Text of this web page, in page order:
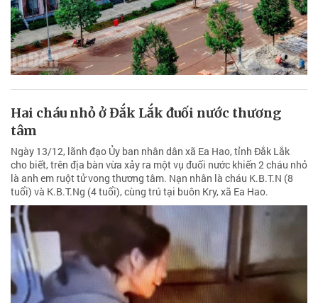
Hai cháu nhỏ ở Đắk Lắk đuối nước thương
tâm
Ngày 13/12, lãnh đạo Ủy ban nhân dân xã Ea Hao, tỉnh Đắk Lắk
cho biết, trên địa bàn vừa xảy ra một vụ đuối nước khiến 2 cháu nhỏ
là anh em ruột tử vong thương tâm. Nạn nhân là cháu K.B.T.N (8
tuổi) và K.B.T.Ng (4 tuổi), cùng trú tại buôn Kry, xã Ea Hao.